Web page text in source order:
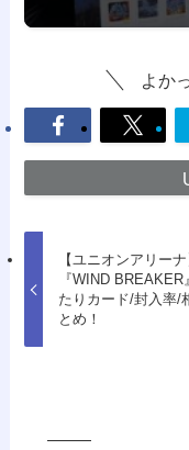
よか
【ユニオンアリーナ
『WIND BREAKER
たりカード/封入率/
とめ！